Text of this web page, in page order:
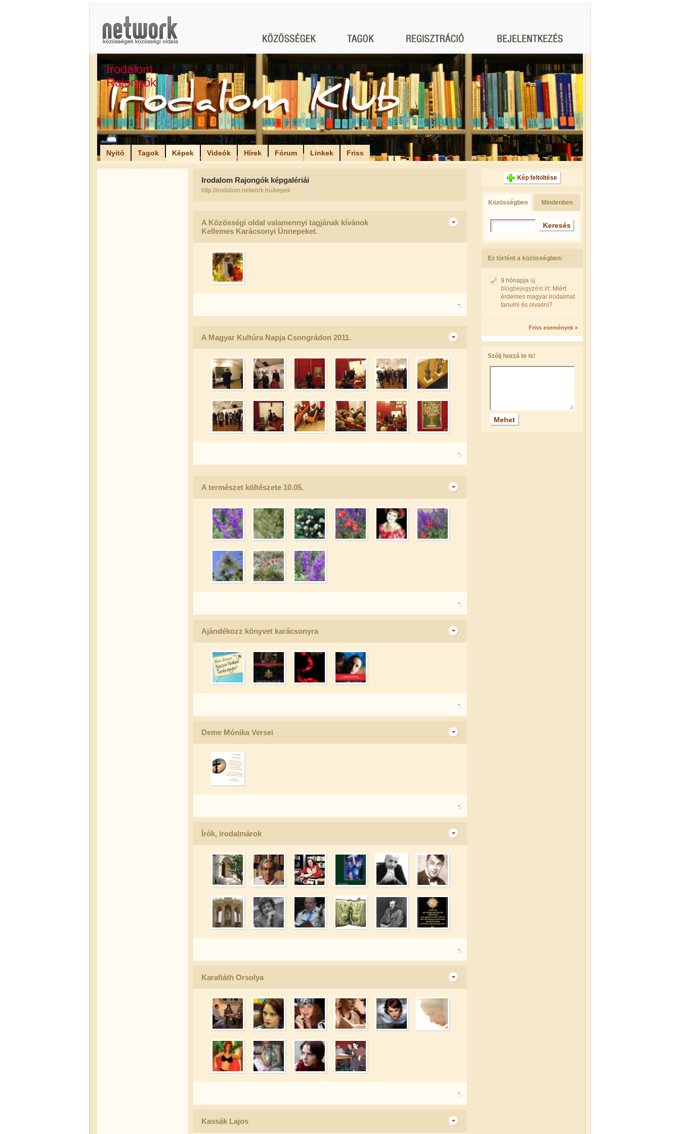
Irodalom
Rajongók
Nyitó Tagok Képek Videók Hírek Fórum Linkek Friss
Irodalom Rajongók képgalériái
http://irodalom.network.hu/kepek
A Közösségi oldal valamennyi tagjának kívánok
Kellemes Karácsonyi Ünnepeket.
A Magyar Kultúra Napja Csongrádon 2011.
A természet költészete 10.05.
Ajándékozz könyvet karácsonyra
Deme Mónika Versei
Írók, irodalmárok
Karafiáth Orsolya
Kassák Lajos
Kép feltöltése
Közösségben Mindenben
Ez történt a közösségben:
9 hónapja új
blogbejegyzést írt: Miért
érdemes magyar irodalmat
tanulni és olvasni?
Friss események »
Szólj hozzá te is!